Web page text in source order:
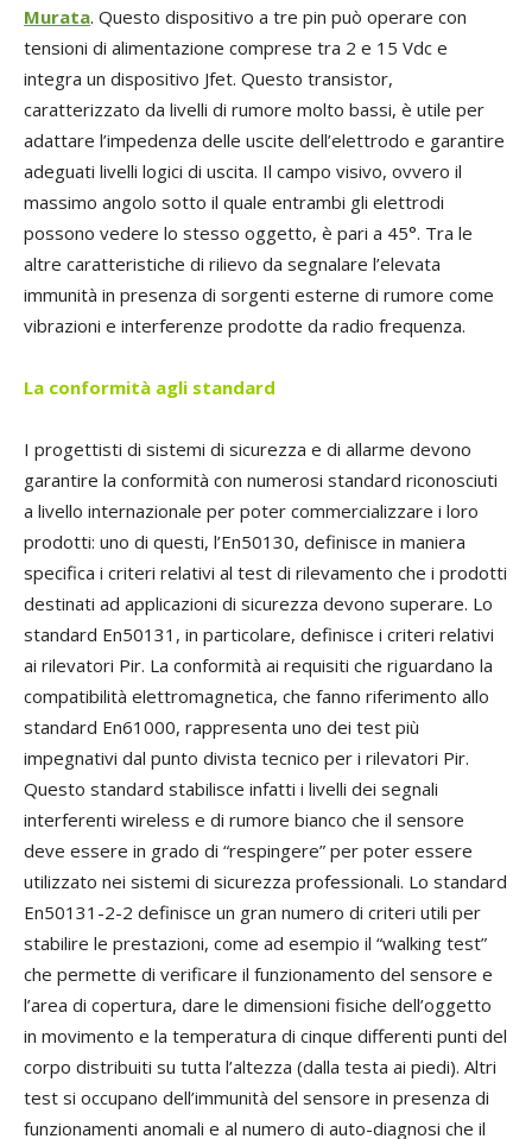
Murata. Questo dispositivo a tre pin può operare con
tensioni di alimentazione comprese tra 2 e 15 Vdc e
integra un dispositivo Jfet. Questo transistor,
caratterizzato da livelli di rumore molto bassi, è utile per
adattare l’impedenza delle uscite dell’elettrodo e garantire
adeguati livelli logici di uscita. Il campo visivo, ovvero il
massimo angolo sotto il quale entrambi gli elettrodi
possono vedere lo stesso oggetto, è pari a 45°. Tra le
altre caratteristiche di rilievo da segnalare l’elevata
immunità in presenza di sorgenti esterne di rumore come
vibrazioni e interferenze prodotte da radio frequenza.
La conformità agli standard
I progettisti di sistemi di sicurezza e di allarme devono
garantire la conformità con numerosi standard riconosciuti
a livello internazionale per poter commercializzare i loro
prodotti: uno di questi, l’En50130, definisce in maniera
specifica i criteri relativi al test di rilevamento che i prodotti
destinati ad applicazioni di sicurezza devono superare. Lo
standard En50131, in particolare, definisce i criteri relativi
ai rilevatori Pir. La conformità ai requisiti che riguardano la
compatibilità elettromagnetica, che fanno riferimento allo
standard En61000, rappresenta uno dei test più
impegnativi dal punto divista tecnico per i rilevatori Pir.
Questo standard stabilisce infatti i livelli dei segnali
interferenti wireless e di rumore bianco che il sensore
deve essere in grado di “respingere” per poter essere
utilizzato nei sistemi di sicurezza professionali. Lo standard
En50131-2-2 definisce un gran numero di criteri utili per
stabilire le prestazioni, come ad esempio il “walking test”
che permette di verificare il funzionamento del sensore e
l’area di copertura, dare le dimensioni fisiche dell’oggetto
in movimento e la temperatura di cinque differenti punti del
corpo distribuiti su tutta l’altezza (dalla testa ai piedi). Altri
test si occupano dell’immunità del sensore in presenza di
funzionamenti anomali e al numero di auto-diagnosi che il